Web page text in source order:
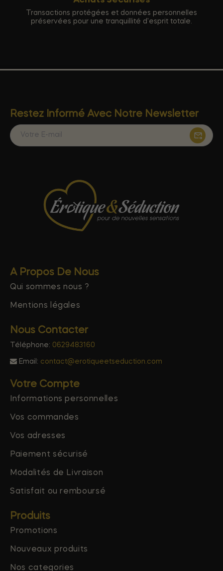
Transactions protégées et données personnelles
préservées pour une tranquillité d'esprit totale.
Restez Informé Avec Notre Newsletter
A Propos De Nous
Qui sommes nous ?
Mentions légales
Nous Contacter
Téléphone: 0629483160
Email: contact@erotiqueetseduction.com
Votre Compte
Informations personnelles
Vos commandes
Vos adresses
Paiement sécurisé
Modalités de Livraison
Satisfait ou remboursé
Produits
Promotions
Nouveaux produits
Nos categories